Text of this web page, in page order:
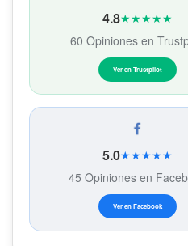
4.8★★★★★
60 Opiniones en
Ver en Trustpilot
5.0★★★★★
45 Opiniones en
Ver en Facebook